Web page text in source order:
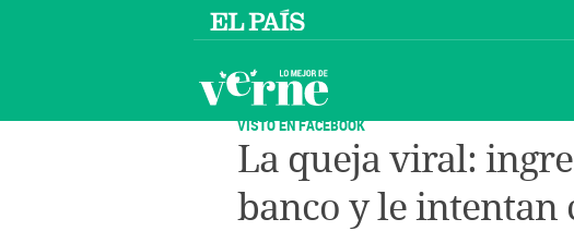
VISTO EN FACEBOOK
La queja viral:
banco y le intentan